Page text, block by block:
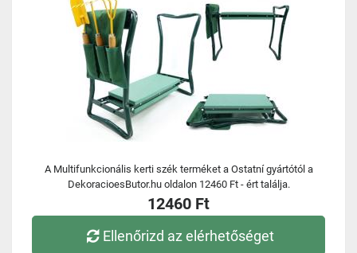
A Multifunkcionális kerti szék terméket a Ostatní gyártótól a
DekoracioesButor.hu oldalon 12460 Ft - ért találja.
12460 Ft
Ellenőrizd az elérhetőséget